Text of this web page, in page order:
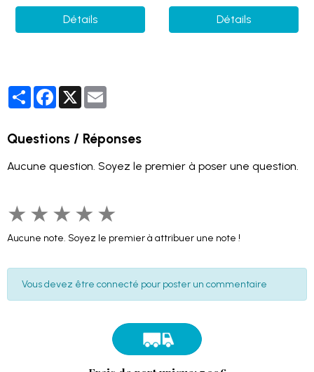
Détails Détails
PartagerFacebook
X
Questions / Réponses
Aucune question. Soyez le premier à poser une question.
★ ★ ★ ★ ★
Aucune note. Soyez le premier à attribuer une note !
Vous devez être connecté pour poster un commentaire